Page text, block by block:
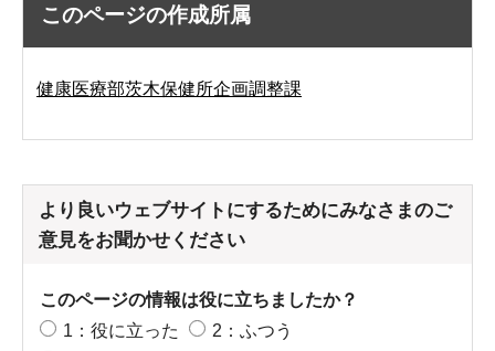
このページの作成所属
健康医療部茨木保健所企画調整課
より良いウェブサイトにするためにみなさまのご
意見をお聞かせください
このページの情報は役に立ちましたか？
1：役に立った
2：ふつう